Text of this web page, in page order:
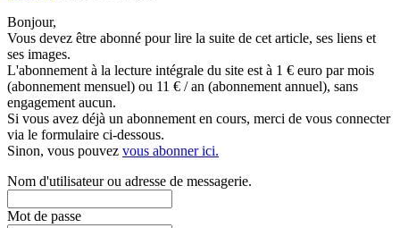
Bonjour,
Vous devez être abonné pour lire la suite de cet article, ses liens et
ses images.
L'abonnement à la lecture intégrale du site est à 1 € euro par mois
(abonnement mensuel) ou 11 € / an (abonnement annuel), sans
engagement aucun.
Si vous avez déjà un abonnement en cours, merci de vous connecter
via le formulaire ci-dessous.
Sinon, vous pouvez vous abonner ici.
Nom d'utilisateur ou adresse de messagerie.
Mot de passe